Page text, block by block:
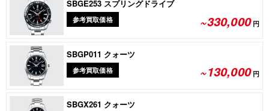
SBGE253 スプリングドライブ
参考買取価格 ~330,000円
SBGP011 クォーツ
参考買取価格 ~130,000円
SBGX261 クォーツ